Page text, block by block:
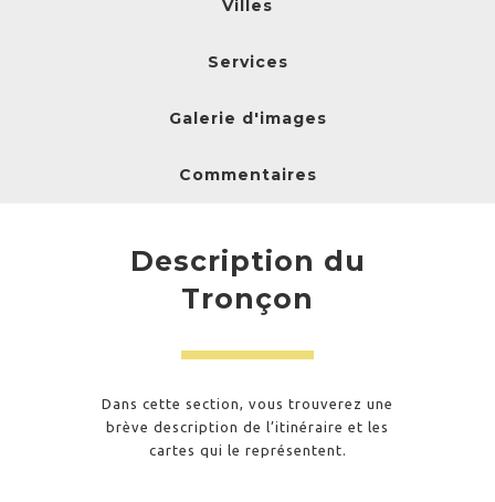
Villes
Services
Galerie d'images
Commentaires
Description du
Tronçon
Dans cette section, vous trouverez une
brève description de l’itinéraire et les
cartes qui le représentent.